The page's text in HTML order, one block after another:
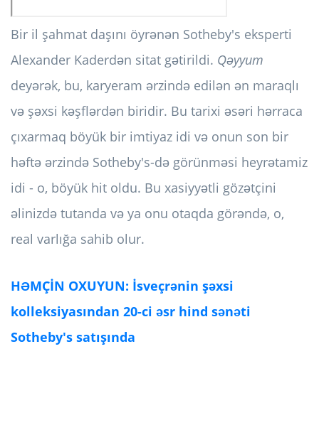
Bir il şahmat daşını öyrənən Sotheby's eksperti
Alexander Kaderdən sitat gətirildi. Qəyyum
deyərək, bu, karyeram ərzində edilən ən maraqlı
və şəxsi kəşflərdən biridir. Bu tarixi əsəri hərraca
çıxarmaq böyük bir imtiyaz idi və onun son bir
həftə ərzində Sotheby's-də görünməsi heyrətamiz
idi - o, böyük hit oldu. Bu xasiyyətli gözətçini
əlinizdə tutanda və ya onu otaqda görəndə, o,
real varlığa sahib olur.
HƏMÇİN OXUYUN: İsveçrənin şəxsi
kolleksiyasından 20-ci əsr hind sənəti
Sotheby's satışında